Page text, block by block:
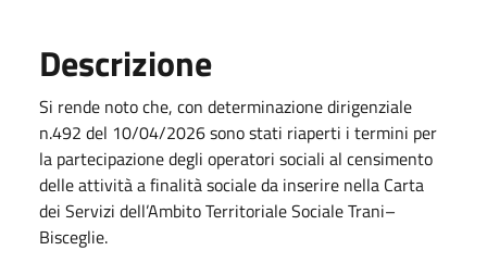
Descrizione
Si rende noto che, con determinazione dirigenziale
n.492 del 10/04/2026 sono stati riaperti i termini per
la partecipazione degli operatori sociali al censimento
delle attività a finalità sociale da inserire nella Carta
dei Servizi dell’Ambito Territoriale Sociale Trani–
Bisceglie.